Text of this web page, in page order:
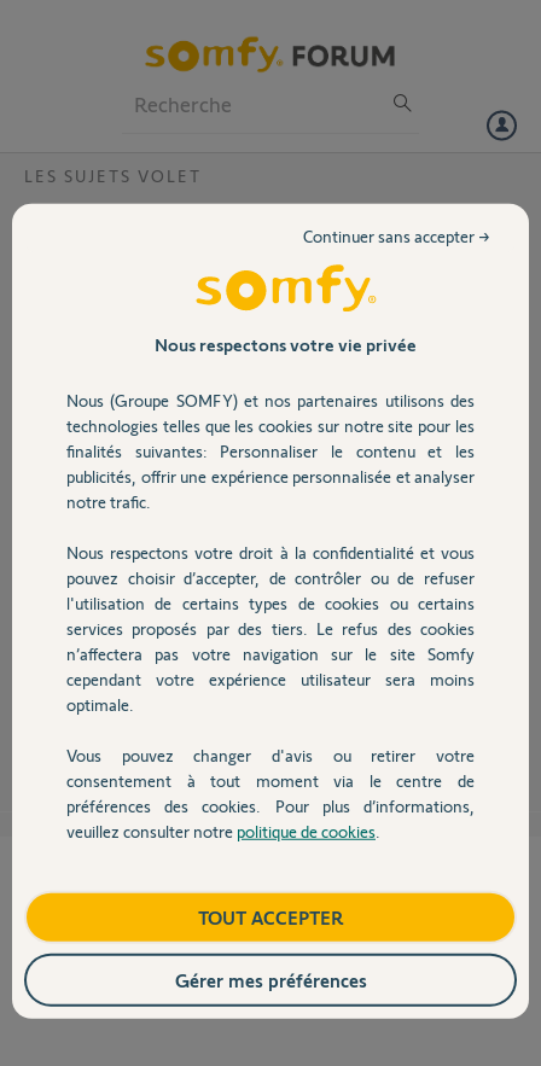
Volet
Sécurité
Domotique
Chauffage
Autres produits
Devis avec un pro
Contact
LES SUJETS VOLET
Bonsoir comme dans une question précédente j ai perdu les caches de
fin de courses, donc je voulais savoir si ils étaient vraiement
indispensables et si ca pouvait venir de ca le faite que j ai des moteurs
qui perdent leur mémoire de temps en temps pour la montée en
david
Participer au fil de discussion
Non, vous ouvez parfaitement ne pas mettre les caches jaunes, cela n'a
aucune influence.faites juste attention que rien ne vienne toucher ces
boutons lors du fonctionnement (le câble electrique, j'ai déjà vu ça)
NON OUI
des internautes ont trouvé cette réponse utile
Nous respectons votre vie privée
Nous (Groupe SOMFY) et nos partenaires utilisons des
technologies telles que les cookies sur notre site pour les
finalités suivantes: Personnaliser le contenu et les
publicités, offrir une expérience personnalisée et analyser
notre trafic.
Nous respectons votre droit à la confidentialité et vous
pouvez choisir d’accepter, de contrôler ou de refuser
l'utilisation de certains types de cookies ou certains
services proposés par des tiers. Le refus des cookies
n’affectera pas votre navigation sur le site Somfy
cependant votre expérience utilisateur sera moins
optimale.
Vous pouvez changer d'avis ou retirer votre
consentement à tout moment via le centre de
préférences des cookies. Pour plus d’informations,
veuillez consulter notre politique de cookies
Continuer sans accepter →
TOUT ACCEPTER
Gérer mes préférences